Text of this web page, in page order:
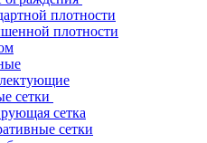
плотности
плотности
сетки
сетка
сетки